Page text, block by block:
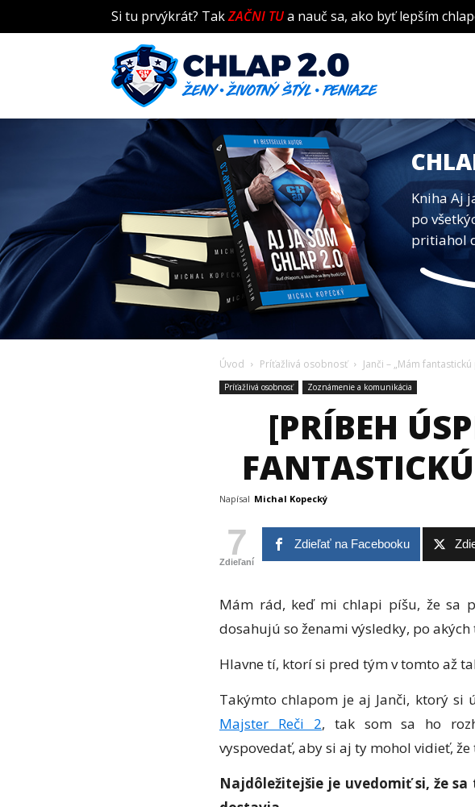
Si tu prvýkrát? TakZAČNI TUa nauč sa, ako byť lepším
Kniha Aj
po
pritiahol
Úvod Príťažlivá osobnosť Janči – „Mám
Príťažlivá osobnosť Zoznámenie a komunikácia
[PRÍBEH
Napísal Michal Kopecký
7
Zdieľaní
Zdieľať na Facebooku
Mám rád, keď mi chlapi píšu, že sa
dosahujú so ženami výsledky, po akých
Hlavne tí, ktorí si pred tým v tomto až
Takýmto chlapom je aj Janči, ktorý si
Majster Reči 2, tak som sa ho
vyspovedať, aby si aj ty mohol vidieť, že
Najdôležitejšie je uvedomiť si, že